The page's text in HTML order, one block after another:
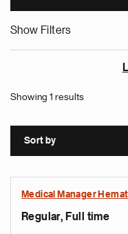
Show Filters
Showing 1 results
Sort by
Medical Manager
Regular, Full time